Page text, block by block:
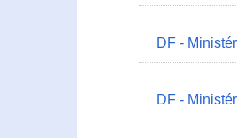
DF -
DF -